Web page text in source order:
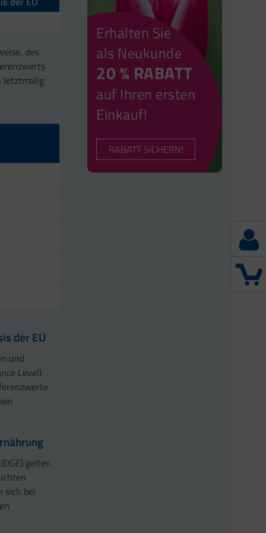
des
letztmalig
der EU
und
Level)
gelten
sich bei
Erhalten Sie
als Neukunde
20 % RABATT
auf Ihren ersten
Einkauf!
RABATT SICHERN!